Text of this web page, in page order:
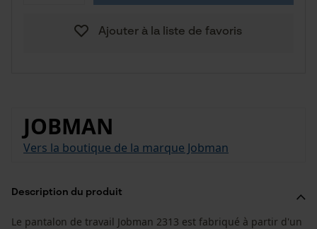
Ajouter à la liste de favoris
JOBMAN
Vers la boutique de la marque Jobman
Description du produit
Le pantalon de travail Jobman 2313 est fabriqué à partir d'un